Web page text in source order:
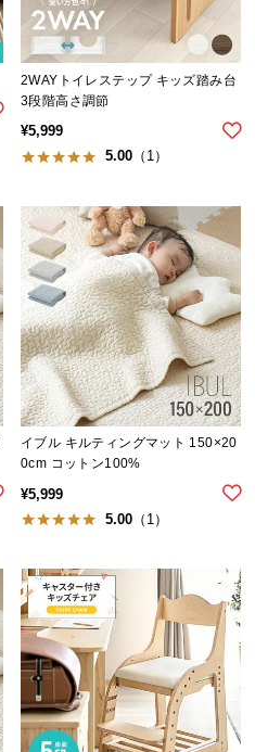
2WAYトイレステップ キッズ踏み台
3段階高さ調節
¥5,999
5.00 （1）
イブル キルティングマット 150×20
0cm コットン100%
¥5,999
5.00 （1）